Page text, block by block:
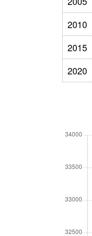
2010
2015
2020